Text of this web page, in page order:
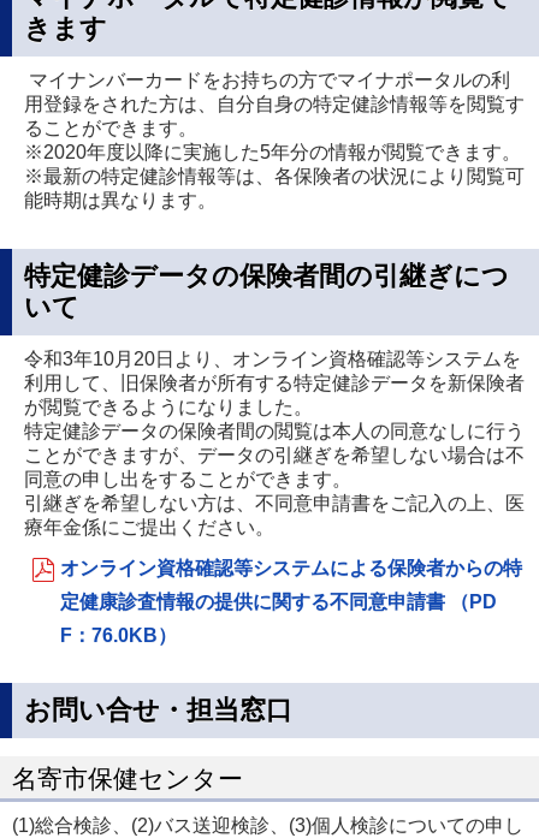
きます
マイナンバーカードをお持ちの方でマイナポータルの利
用登録をされた方は、自分自身の特定健診情報等を閲覧す
ることができます。
※2020年度以降に実施した5年分の情報が閲覧できます。
※最新の特定健診情報等は、各保険者の状況により閲覧可
能時期は異なります。
特定健診データの保険者間の引継ぎにつ
いて
令和3年10月20日より、オンライン資格確認等システムを
利用して、旧保険者が所有する特定健診データを新保険者
が閲覧できるようになりました。
特定健診データの保険者間の閲覧は本人の同意なしに行う
ことができますが、データの引継ぎを希望しない場合は不
同意の申し出をすることができます。
引継ぎを希望しない方は、不同意申請書をご記入の上、医
療年金係にご提出ください。
オンライン資格確認等システムによる保険者からの特
定健康診査情報の提供に関する不同意申請書 （PD
F：76.0KB）
お問い合せ・担当窓口
名寄市保健センター
(1)総合検診、(2)バス送迎検診、(3)個人検診についての申し